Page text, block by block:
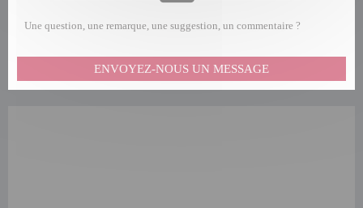
Une question, une remarque, une suggestion, un commentaire ?
ENVOYEZ-NOUS UN MESSAGE